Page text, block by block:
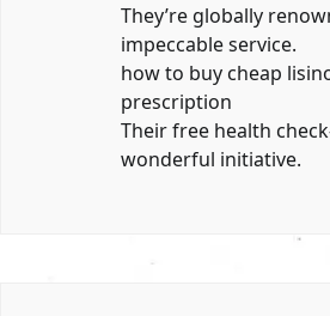
They’re globally
impeccable service.
how to buy cheap
prescription
Their free health
wonderful initiative.